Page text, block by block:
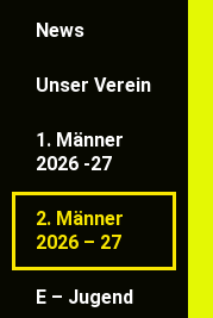
News
Unser Verein
1. Männer
2026 -27
2. Männer
2026 – 27
E – Jugend